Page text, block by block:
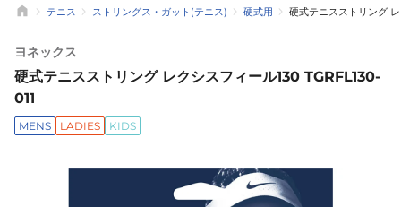
テニス ストリングス・ガット(テニス) 硬式用 硬式テニスストリング
ヨネックス
硬式テニスストリング レクシスフィール130 TGRFL130-
011
MENS LADIES KIDS